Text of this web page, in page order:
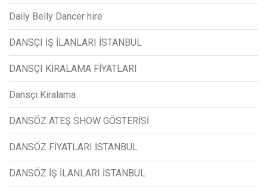
Daily Belly Dancer hire
DANSÇI İŞ İLANLARI İSTANBUL
DANSÇI KİRALAMA FİYATLARI
Dansçı Kiralama
DANSÖZ ATEŞ SHOW GÖSTERİSİ
DANSÖZ FİYATLARI İSTANBUL
DANSÖZ İŞ İLANLARI İSTANBUL